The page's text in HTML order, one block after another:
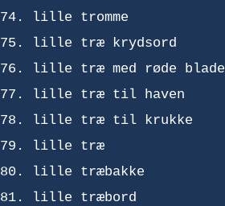
lille tromme
lille træ krydsord
lille træ med røde blade
lille træ til haven
lille træ til krukke
lille træ
lille træbakke
lille træbord